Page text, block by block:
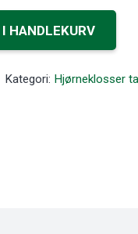
I HANDLEKURV
Kategori: Hjørneklosser